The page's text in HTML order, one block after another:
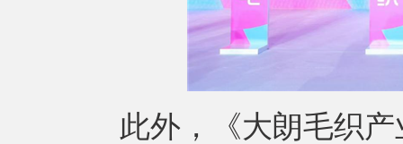
此外，《大朗毛织产